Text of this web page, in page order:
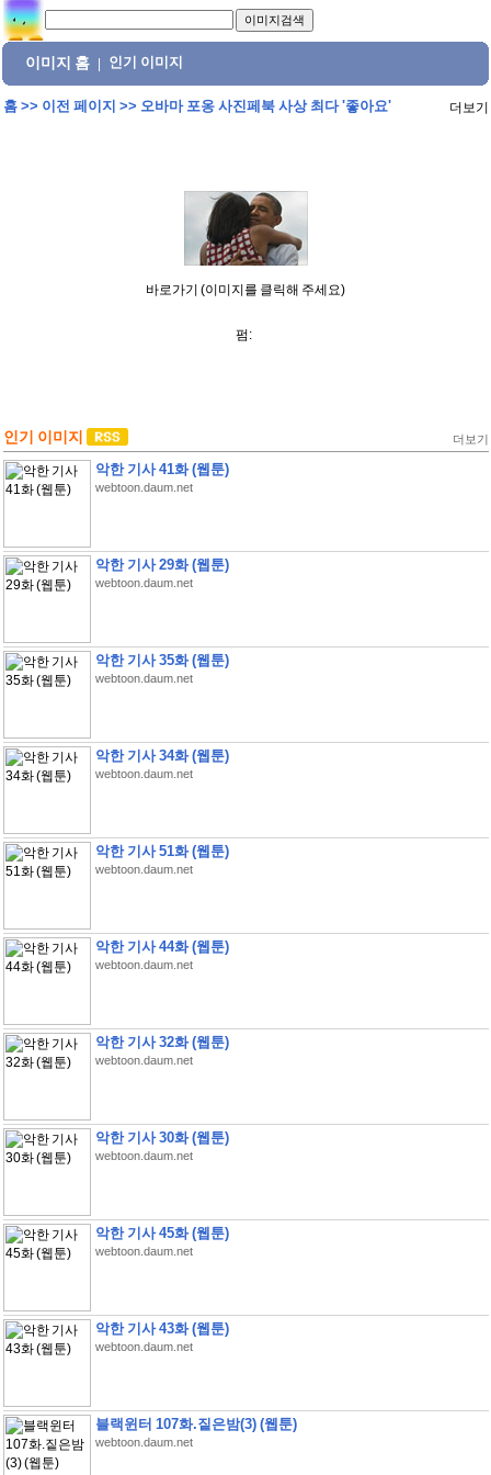
이미지 홈 인기 이미지
홈>> 이전 페이지 >> 오바마 포옹 사진페북 사상 최다 '좋아요' 더보기
바로가기 (이미지를 클릭해 주세요)
펌:
인기 이미지 더보기
악한 기사 41화 (웹툰)
webtoon.daum.net
악한 기사 29화 (웹툰)
webtoon.daum.net
악한 기사 35화 (웹툰)
webtoon.daum.net
악한 기사 34화 (웹툰)
webtoon.daum.net
악한 기사 51화 (웹툰)
webtoon.daum.net
악한 기사 44화 (웹툰)
webtoon.daum.net
악한 기사 32화 (웹툰)
webtoon.daum.net
악한 기사 30화 (웹툰)
webtoon.daum.net
악한 기사 45화 (웹툰)
webtoon.daum.net
악한 기사 43화 (웹툰)
webtoon.daum.net
블랙윈터 107화.짙은밤(3) (웹툰)
webtoon.daum.net